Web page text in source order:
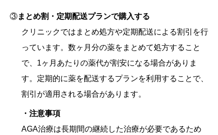
③まとめ割・定期配送プランで購入する
クリニックではまとめ処方や定期配送による割引を行
っています。数ヶ月分の薬をまとめて処方すること
で、1ヶ月あたりの薬代が割安になる場合がありま
す。定期的に薬を配送するプランを利用することで、
割引が適用される場合があります。
・注意事項
AGA治療は長期間の継続した治療が必要であるため